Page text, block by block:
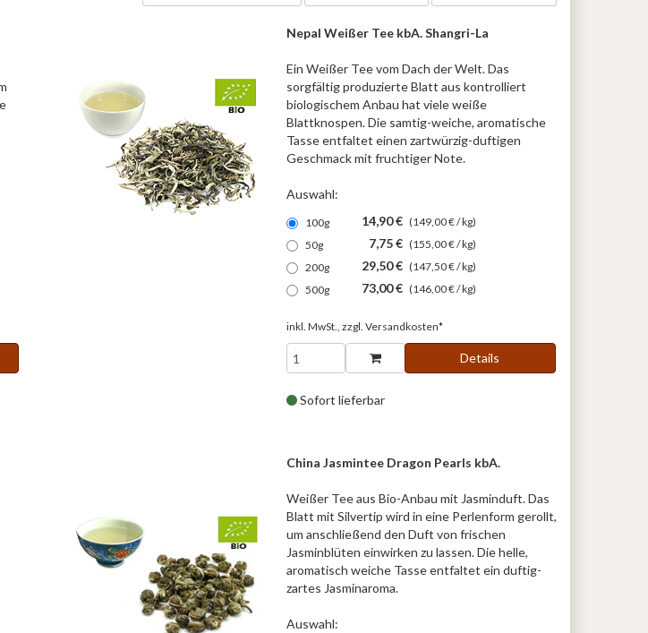
Nepal Weißer Tee kbA. Shangri-La
Ein Weißer Tee vom Dach der Welt. Das
sorgfältig produzierte Blatt aus kontrolliert
biologischem Anbau hat viele weiße
Blattknospen. Die samtig-weiche, aromatische
Tasse entfaltet einen zartwürzig-duftigen
Geschmack mit fruchtiger Note.
Auswahl:
100g 14,90 € (149,00 € / kg)
50g
7,75 € (155,00 € / kg)
200g
29,50 € (147,50 € / kg)
500g
73,00 € (146,00 € / kg)
inkl. MwSt., zzgl. Versandkosten*
Details
Sofort lieferbar
China Jasmintee Dragon Pearls kbA.
Weißer Tee aus Bio-Anbau mit Jasminduft. Das
Blatt mit Silvertip wird in eine Perlenform gerollt,
um anschließend den Duft von frischen
Jasminblüten einwirken zu lassen. Die helle,
aromatisch weiche Tasse entfaltet ein duftig-
zartes Jasminaroma.
Auswahl: